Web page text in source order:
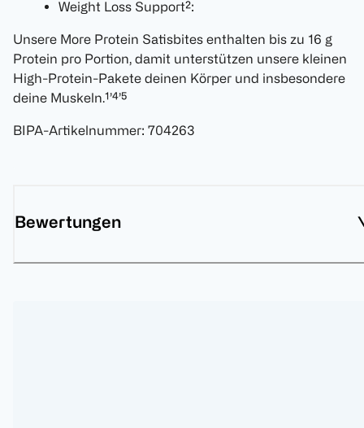
Weight Loss Support²:
Unsere More Protein Satisbites enthalten bis zu 16 g
Protein pro Portion, damit unterstützen unsere kleinen
High-Protein-Pakete deinen Körper und insbesondere
deine Muskeln.¹’⁴’⁵
BIPA-Artikelnummer: 704263
Bewertungen